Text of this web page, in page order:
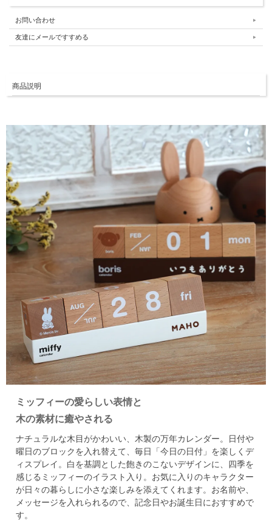
お問い合わせ
友達にメールですすめる
商品説明
ミッフィーの愛らしい表情と
木の素材に癒やされる
ナチュラルな木目がかわいい、木製の万年カレンダー。
日付や
曜日のブロックを入れ替えて、毎日「今日の日付」を楽しくデ
ィスプレイ。 白を基調とした飽きのこないデザインに、四季を
感じるミッフィーのイラスト入り。 お気に入りのキャラクター
が日々の暮らしに小さな楽しみを添えてくれます。 お名前や、
メッセージを入れられるので、記念日やお誕生日におすすめで
す。